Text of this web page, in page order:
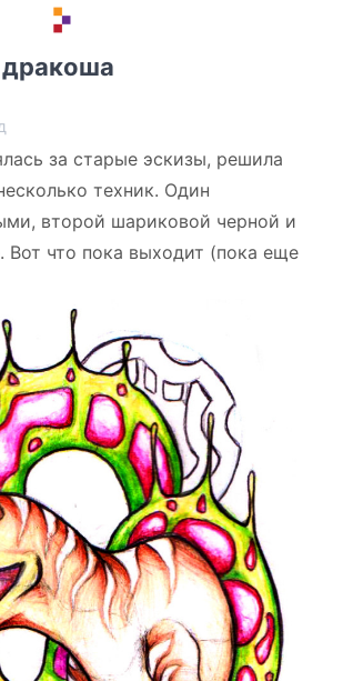
за старые эскизы, решила
техник. Один
второй шариковой черной и
Вот что пока выходит (пока еще